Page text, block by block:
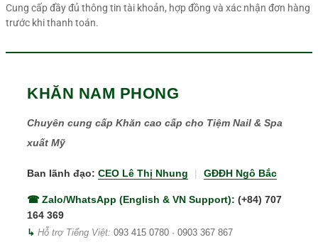
Cung cấp đầy đủ thông tin tài khoản, hợp đồng và xác nhận đơn hàng
trước khi thanh toán.
KHĂN NAM PHONG
Chuyên cung cấp Khăn cao cấp cho Tiệm Nail & Spa
xuất Mỹ
Ban lãnh đạo: CEO Lê Thị Nhung | GĐĐH Ngô Bắc
☎ Zalo/WhatsApp (English & VN Support): (+84) 707
164 369
↳ Hỗ trợ Tiếng Việt: 093 415 0780 · 0903 367 867